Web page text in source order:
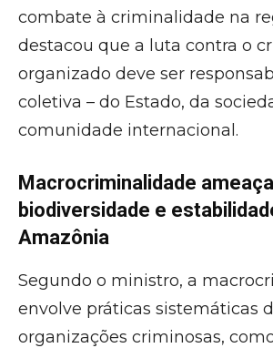
combate à criminalidade na
destacou que a luta contra o
organizado deve ser
coletiva – do Estado, da
comunidade internacional.
Macrocriminalidade ameaça
biodiversidade e
Amazônia
Segundo o ministro, a
envolve práticas sistemáticas
organizações criminosas,